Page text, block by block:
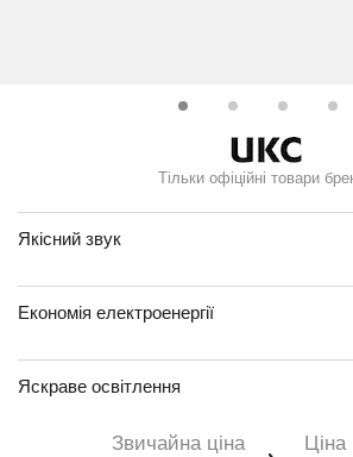
Тільки офіційні товари
Якісний звук
Економія електроенергії
Яскраве освітлення
Звичайна ціна Ціна